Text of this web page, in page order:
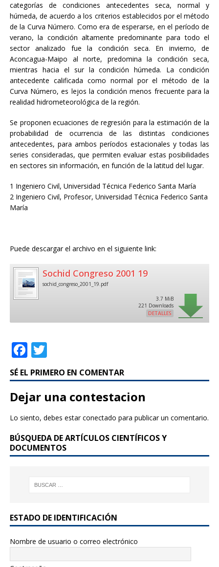
categorías de condiciones antecedentes seca, normal y
húmeda, de acuerdo a los criterios establecidos por el método
de la Curva Número. Como era de esperarse, en el período de
verano, la condición altamente predominante para todo el
sector analizado fue la condición seca. En invierno, de
Aconcagua-Maipo al norte, predomina la condición seca,
mientras hacia el sur la condición húmeda. La condición
antecedente calificada como normal por el método de la
Curva Número, es lejos la condición menos frecuente para la
realidad hidrometeorológica de la región.
Se proponen ecuaciones de regresión para la estimación de la
probabilidad de ocurrencia de las distintas condiciones
antecedentes, para ambos períodos estacionales y todas las
series consideradas, que permiten evaluar estas posibilidades
en sectores sin información, en función de la latitud del lugar.
1 Ingeniero Civil, Universidad Técnica Federico Santa María
2 Ingeniero Civil, Profesor, Universidad Técnica Federico Santa
María
Puede descargar el archivo en el siguiente link:
Sochid Congreso 2001 19
sochid_congreso_2001_19.pdf
3.7 MiB
221 Downloads
DETALLES
F
a
c
e
b
o
k
w
it
te
r
SÉ EL PRIMERO EN COMENTAR
Dejar una contestacion
Lo siento, debes estarconectado para publicar un comentario.
BÚSQUEDA DE ARTÍCULOS CIENTÍFICOS Y
DOCUMENTOS
ESTADO DE IDENTIFICACIÓN
Nombre de usuario o correo electrónico